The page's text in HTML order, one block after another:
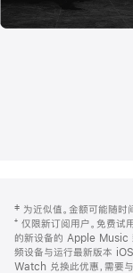
页
页
脚
注
‡ 为近似值。金额可能随时
⁺ 仅限新订阅用户。免费试
的新设备的 Apple Music
频设备与运行最新版本
Watch 兑换此优惠，需要